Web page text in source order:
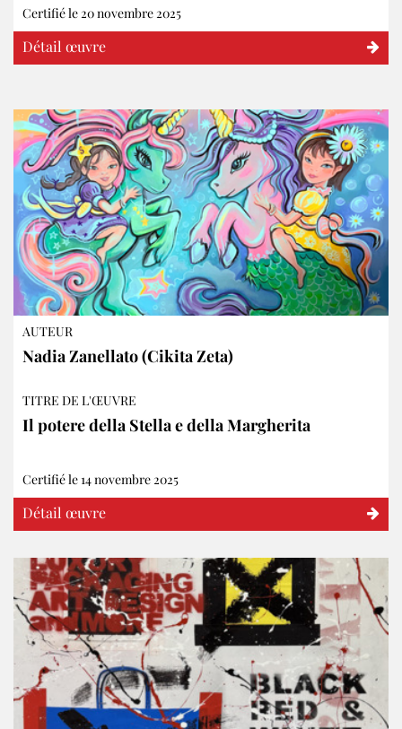
Certifié le 20 novembre 2025
Détail œuvre
AUTEUR
Nadia Zanellato (Cikita Zeta)
TITRE DE L'ŒUVRE
Il potere della Stella e della Margherita
Certifié le 14 novembre 2025
Détail œuvre